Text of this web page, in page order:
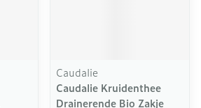
Caudalie
Caudalie Kruidenthee
Drainerende Bio Zakje